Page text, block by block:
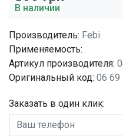
В наличии
Производитель: Febi
Применяемость:
Артикул производителя:
Оригинальный код: 06 69
Заказать в один клик: